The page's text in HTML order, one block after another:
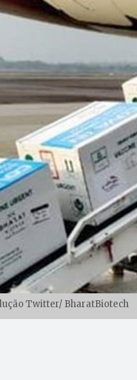
Twitter/ BharatBiotech